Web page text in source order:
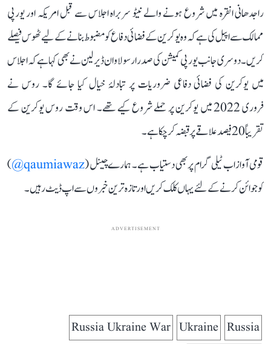
راجدھانی انقرہ میں شروع ہونے والے نیٹو سربراہ اجلاس سے قبل امریکہ اور یورپی
ممالک سے اپیل کی ہے کہ وہ یوکرین کے فضائی دفاع کو مضبوط بنانے کے لیے ٹھوس فیصلے
کریں۔ دوسری جانب یورپی کمیشن کی صدر ارسولا وان ڈیر لین نے بھی کہا ہے کہ اجلاس
میں یوکرین کی فضائی دفاعی ضروریات پر تبادلۂ خیال کیا جائے گا۔ روس نے
فروری 2022 میں یوکرین پر حملے شروع کیے تھے۔ اس وقت روس یوکرین کے
تقریباً 20 فیصد علاقے پر قبضہ کر چکا ہے۔
قومی آواز اب ٹیلی گرام پر بھی دستیاب ہے۔ ہمارے چینل (qaumiawaz@
)
کو جوائن کرنے کے لئے یہاں کلک کریں اور تازہ ترین خبروں سے اپ ڈیٹ رہیں۔
ADVERTISEMENT
Russia
Ukraine
Russia Ukraine War